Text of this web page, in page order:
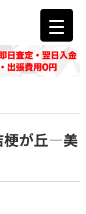
が丘―美